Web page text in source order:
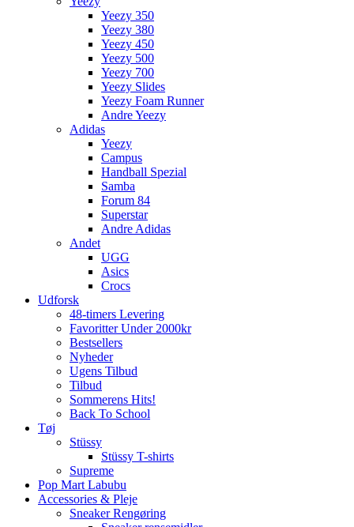
Yeezy 350
Yeezy 380
Yeezy 450
Yeezy 500
Yeezy 700
Yeezy Slides
Yeezy Foam Runner
Andre Yeezy
Adidas
Yeezy
Campus
Handball Spezial
Samba
Forum 84
Superstar
Andre Adidas
Andet
UGG
Asics
Crocs
Udforsk
48-timers Levering
Favoritter Under 2000kr
Bestsellers
Nyheder
Ugens Tilbud
Tilbud
Sommerens Hits!
Back To School
Tøj
Stüssy
Stüssy T-shirts
Supreme
Pop Mart Labubu
Accessories & Pleje
Sneaker Rengøring